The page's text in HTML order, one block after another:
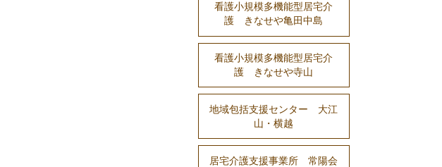
看護小規模多機能型居宅介
護 きなせや亀田中島
看護小規模多機能型居宅介
護 きなせや寺山
地域包括支援センター 大江
山・横越
居宅介護支援事業所 常陽会